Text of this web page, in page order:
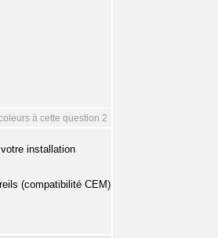
à cette question 2
installation
(compatibilité CEM)